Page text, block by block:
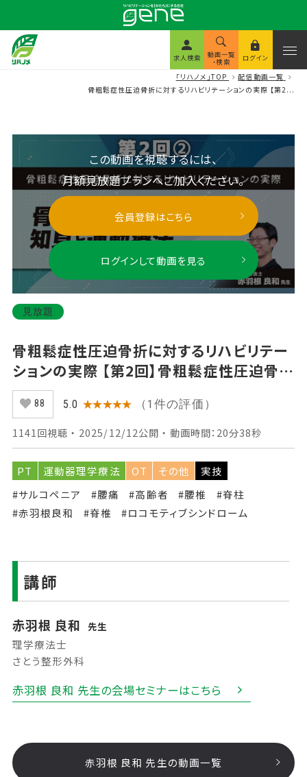
求人検索 動画一覧
・検索 ログイン
「リハノメ」TOP
配信動画一覧
骨粗鬆症性圧迫骨折に対するリハビリテーションの実際 【第2...
この動画を視聴するには、
月額見放題プランへご加入ください。
会員登録はこちら
ログインして動画を見る
見放題
骨粗鬆症性圧迫骨折に対するリハビリテー
ションの実際 【第2回】骨粗鬆症性圧迫骨折
の知見と運動療法 Part②脊椎の保持に重
要な体幹筋
88 5.0 ★★★★★ （1件の評価）
1141回視聴 ・ 2025/12/12公開 ・ 動画時間：20分38秒
PT 運動器理学療法 OT その他
実技
#サルコペニア
#腰痛 #高齢者 #腰椎
#脊柱
#赤羽根良和
#脊椎 #ロコモティブシンドローム
講師
赤羽根 良和 先生
理学療法士
さとう整形外科
赤羽根 良和 先生の会場セミナーはこちら
赤羽根 良和 先生の動画一覧